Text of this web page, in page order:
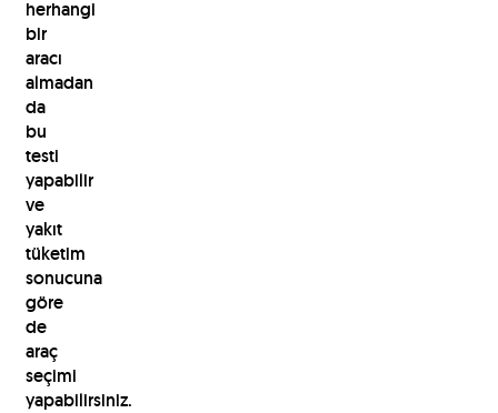
herhangi
bir
aracı
almadan
da
bu
testi
yapabilir
ve
yakıt
tüketim
sonucuna
göre
de
araç
seçimi
yapabilirsiniz.